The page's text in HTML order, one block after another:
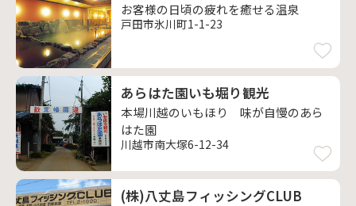
お客様の日頃の疲れを癒せる温泉
戸田市氷川町1-1-23
あらはた園いも堀り観光
本場川越のいもほり 味が自慢のあら
はた園
川越市南大塚6-12-34
(株)八丈島フィッシングCLUB